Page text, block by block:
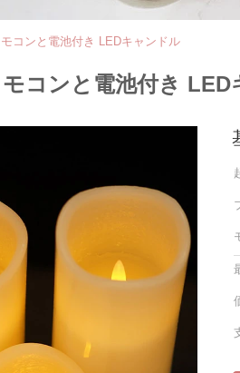
コンと電池付き LEDキャンドル
コンと電池付き LED